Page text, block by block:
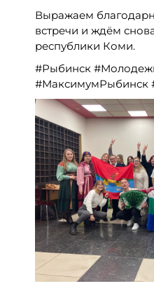
Выражаем
встречи и ждём
республики Коми.
#Рыбинск
#МаксимумРыбинск